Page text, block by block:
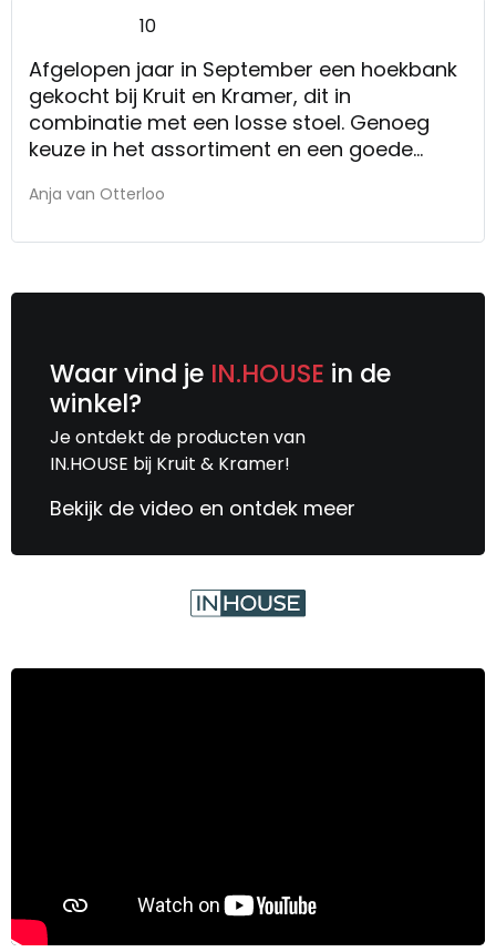
10
Afgelopen jaar in September een hoekbank
gekocht bij Kruit en Kramer, dit in
combinatie met een losse stoel. Genoeg
keuze in het assortiment en een goede
kleurcombinatie en de bijpassende stoel. In
Anja van Otterloo
Waar vind je IN.HOUSE in de
winkel?
Je ontdekt de producten van
IN.HOUSE bij Kruit & Kramer!
Bekijk de video en ontdek meer